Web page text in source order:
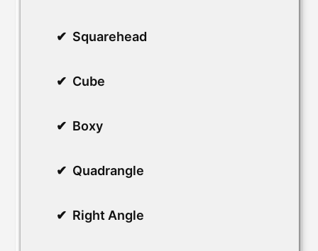
Squarehead
Cube
Boxy
Quadrangle
Right Angle